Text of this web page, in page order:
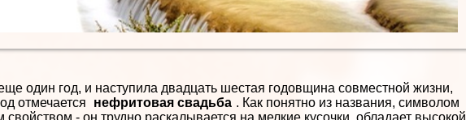
один год, и наступила двадцать шестая годовщина совместной жизни,
отмечается
нефритовая свадьба . Как понятно из названия, символом